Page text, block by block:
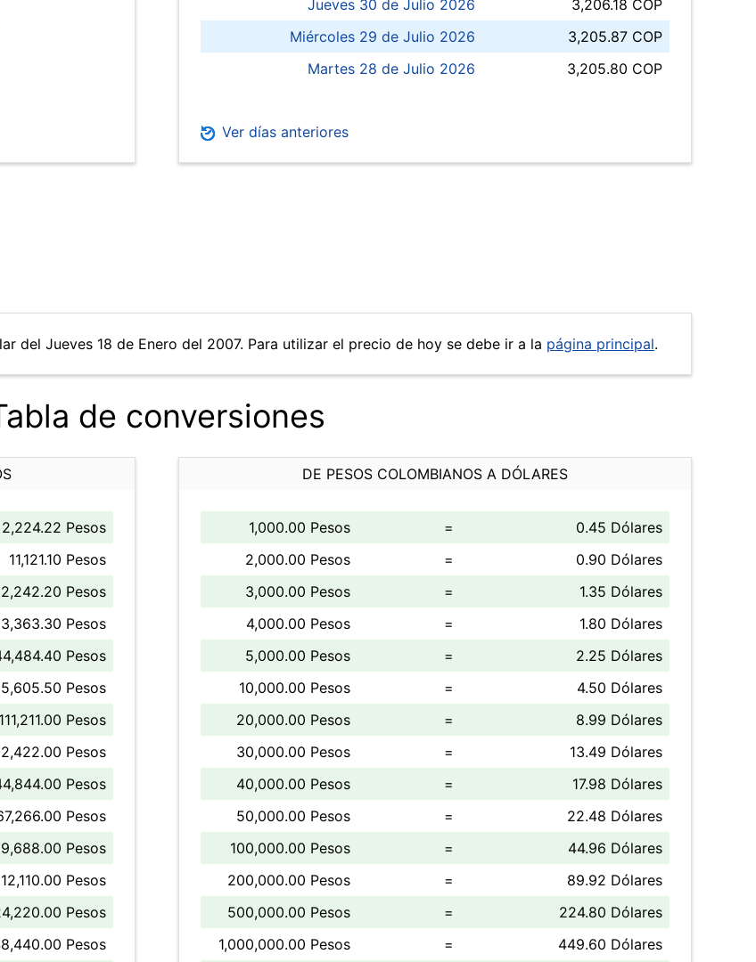
Jueves 30 de Julio 2026
3,206.18 COP
Miércoles 29 de Julio 2026
3,205.87 COP
Martes 28 de Julio 2026
3,205.80 COP
Ver días anteriores
del Jueves 18 de Enero del 2007. Para utilizar el precio de hoy se debe ir a la página principal.
de conversiones
2,224.22 Pesos
11,121.10 Pesos
Pesos
Pesos
Pesos
Pesos
111,211.00 Pesos
Pesos
Pesos
Pesos
Pesos
Pesos
Pesos
Pesos
DE PESOS COLOMBIANOS A DÓLARES
1,000.00 Pesos =
0.45 Dólares
2,000.00 Pesos
=
0.90 Dólares
3,000.00 Pesos
=
1.35 Dólares
4,000.00 Pesos
=
1.80 Dólares
5,000.00 Pesos
=
2.25 Dólares
10,000.00 Pesos
=
4.50 Dólares
20,000.00 Pesos
=
8.99 Dólares
30,000.00 Pesos
=
13.49 Dólares
40,000.00 Pesos
=
17.98 Dólares
50,000.00 Pesos
=
22.48 Dólares
100,000.00 Pesos
=
44.96 Dólares
200,000.00 Pesos
=
89.92 Dólares
500,000.00 Pesos
=
224.80 Dólares
1,000,000.00 Pesos
= 449.60 Dólares